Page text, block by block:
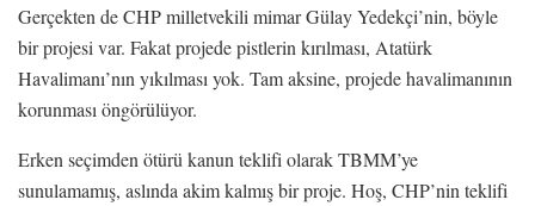
Gerçekten de CHP milletvekili mimar Gülay Yedekçi’nin, böyle
bir projesi var. Fakat projede pistlerin kırılması, Atatürk
Havalimanı’nın yıkılması yok. Tam aksine, projede havalimanının
korunması öngörülüyor.
Erken seçimden ötürü kanun teklifi olarak TBMM’ye
sunulamamış, aslında akim kalmış bir proje. Hoş, CHP’nin teklifi